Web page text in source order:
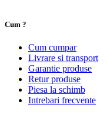
Cum ?
Cum cumpar
Livrare si transport
Garantie produse
Retur produse
Piesa la schimb
Intrebari frecvente